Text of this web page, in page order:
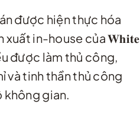
được hiện thực hóa
xuất in-house của 𝐖𝐡𝐢𝐭𝐞
được làm thủ công,
và tinh thần thủ công
gian.